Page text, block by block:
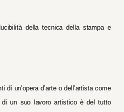
della tecnica della stampa e
di un’opera d’arte o dell’artista come
di un suo lavoro artistico è del tutto